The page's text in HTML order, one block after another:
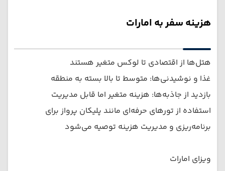
هزینه سفر به امارات
هتل‌ها از اقتصادی تا لوکس متغیر هستند
غذا و نوشیدنی‌ها: متوسط تا بالا بسته به منطقه
بازدید از جاذبه‌ها: هزینه متغیر اما قابل مدیریت
استفاده از تورهای حرفه‌ای مانند پلیکان پرواز برای
برنامه‌ریزی و مدیریت هزینه توصیه می‌شود
ویزای امارات